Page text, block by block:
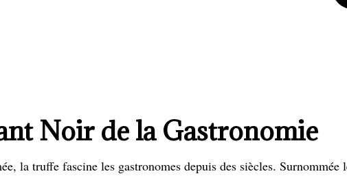
Noir de la Gastronomie
la truffe fascine les gastronomes depuis des siècles. Surnommée